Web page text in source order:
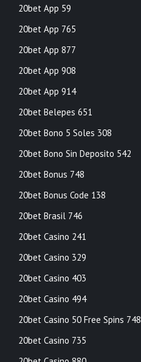
20bet App 59
20bet App 765
20bet App 877
20bet App 908
20bet App 914
20bet Belepes 651
20bet Bono 5 Soles 308
20bet Bono Sin Deposito 542
20bet Bonus 748
20bet Bonus Code 138
20bet Brasil 746
20bet Casino 241
20bet Casino 329
20bet Casino 403
20bet Casino 494
20bet Casino 50 Free Spins 748
20bet Casino 735